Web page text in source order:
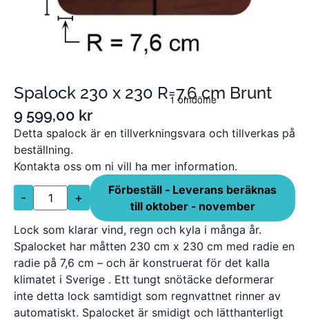
Spalock 230 x 230 R=7,6 cm Brunt
9 599,00 kr
Detta spalock är en tillverkningsvara och tillverkas på
beställning.
Kontakta oss om ni vill ha mer information.
- +
Förbeställ - Leverans beräknas
till oktober - november
Lock som klarar vind, regn och kyla i många år.
Spalocket har måtten 230 cm x 230 cm med radie en
radie på 7,6 cm – och är konstruerat för det kalla
klimatet i Sverige . Ett tungt snötäcke deformerar
inte detta lock samtidigt som regnvattnet rinner av
automatiskt. Spalocket är smidigt och lätthanterligt